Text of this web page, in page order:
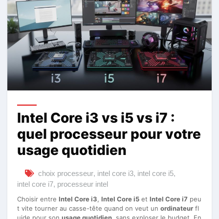
Intel Core i3 vs i5 vs i7 :
quel processeur pour votre
usage quotidien
choix processeur, intel core i3, intel core i5,
intel core i7, processeur intel
Choisir entre Intel Core i3, Intel Core i5 et Intel Core i7 peu
t vite tourner au casse-tête quand on veut un ordinateur fl